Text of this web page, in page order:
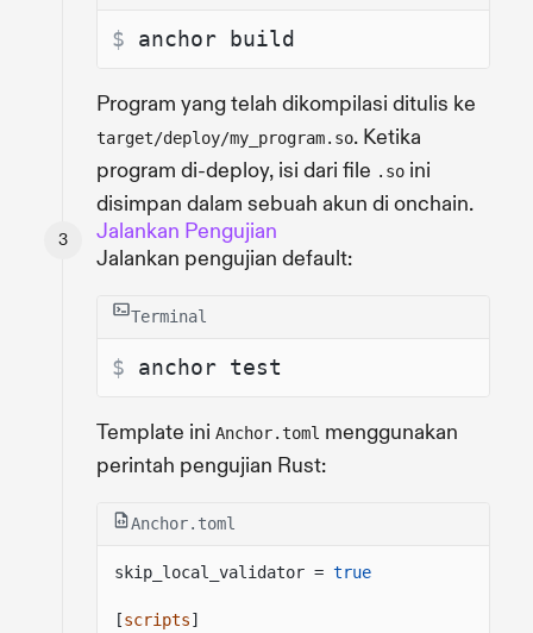
$ anchor build
Program yang telah dikompilasi ditulis ke
target/deploy/my_program.so. Ketika
program di-deploy, isi dari file .so ini
disimpan dalam sebuah akun di onchain.
Jalankan Pengujian
Jalankan pengujian default:
Terminal
$ anchor test
Template ini Anchor.toml menggunakan
perintah pengujian Rust:
Anchor.toml
skip_local_validator = true
[scripts]